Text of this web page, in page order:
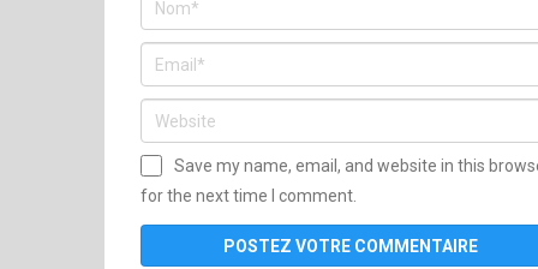
Save my name, email, and website in this
for the next time I comment.